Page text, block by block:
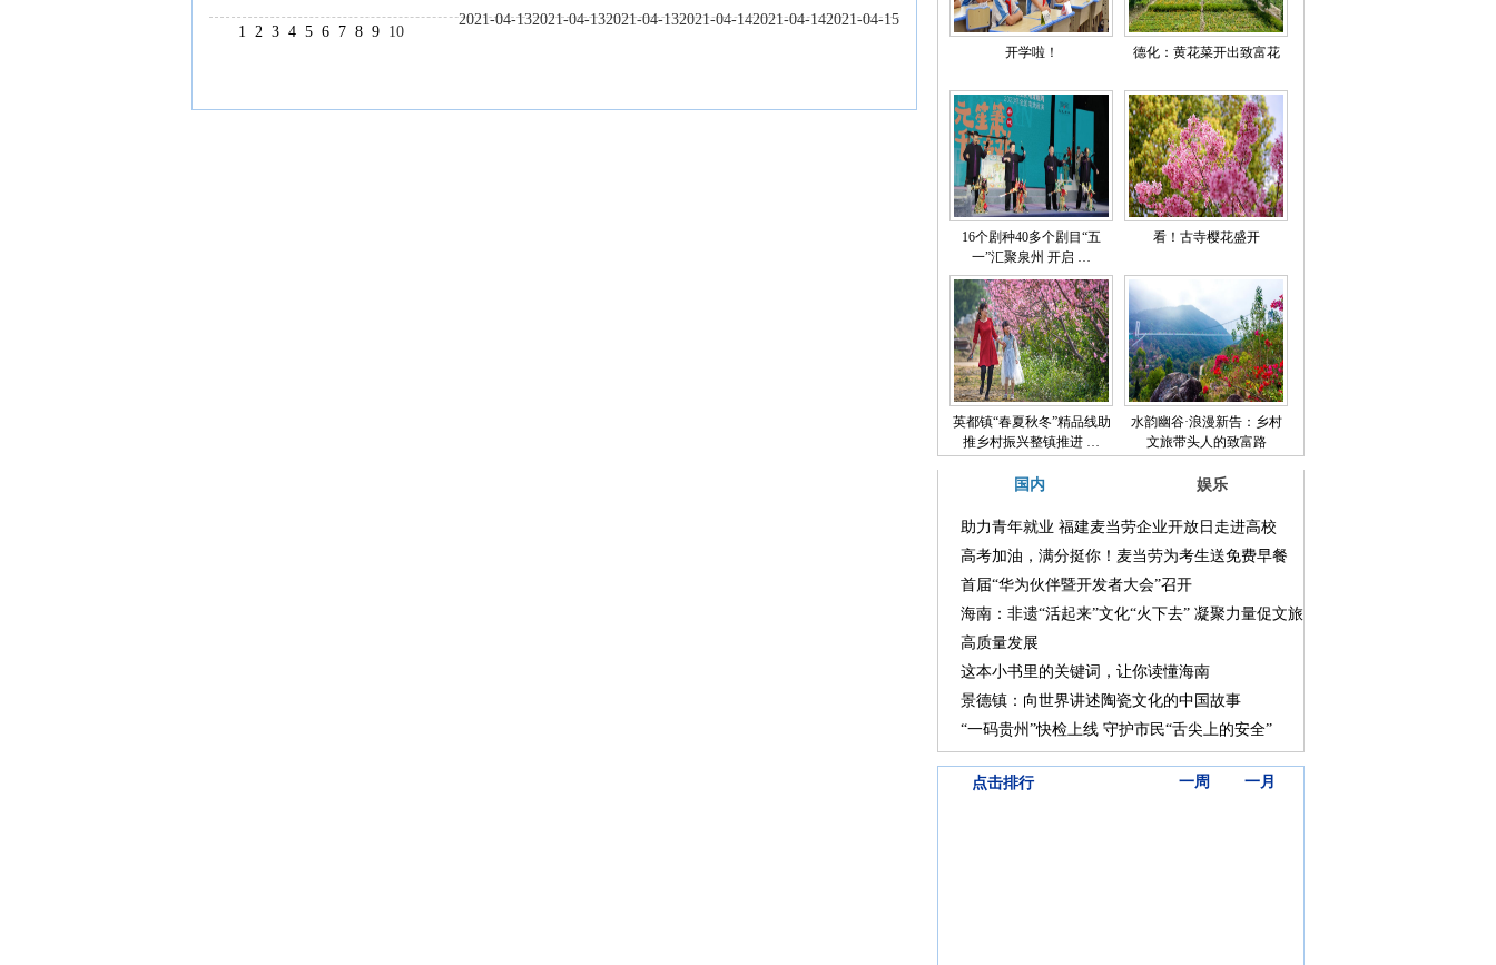
2021-04-15
2021-04-14
2021-04-14
2021-04-13
2021-04-13
2021-04-13
1 2 3 4 5 6 7 8 9 10
开学啦！ 德化：黄花菜开出致富花
16个剧种40多个剧目“五
一”汇聚泉州 开启 …
看！古寺樱花盛开
英都镇“春夏秋冬”精品线助
推乡村振兴整镇推进 …
水韵幽谷·浪漫新告：乡村
文旅带头人的致富路
国内 娱乐
助力青年就业 福建麦当劳企业开放日走进高校
高考加油，满分挺你！麦当劳为考生送免费早餐
首届“华为伙伴暨开发者大会”召开
海南：非遗“活起来”文化“火下去” 凝聚力量促文旅
高质量发展
这本小书里的关键词，让你读懂海南
景德镇：向世界讲述陶瓷文化的中国故事
“一码贵州”快检上线 守护市民“舌尖上的安全”
点击排行 一周 一月